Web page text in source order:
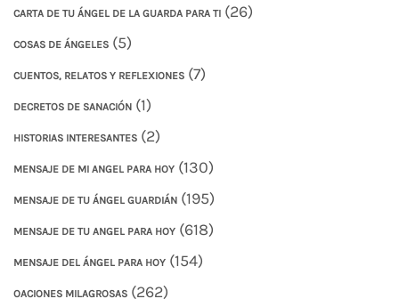
CARTA DE TU ÁNGEL DE LA GUARDA PARA TI (26)
COSAS DE ÁNGELES (5)
CUENTOS, RELATOS Y REFLEXIONES (7)
DECRETOS DE SANACIÓN (1)
HISTORIAS INTERESANTES (2)
MENSAJE DE MI ANGEL PARA HOY (130)
MENSAJE DE TU ÁNGEL GUARDIÁN (195)
MENSAJE DE TU ANGEL PARA HOY (618)
MENSAJE DEL ÁNGEL PARA HOY (154)
OACIONES MILAGROSAS (262)